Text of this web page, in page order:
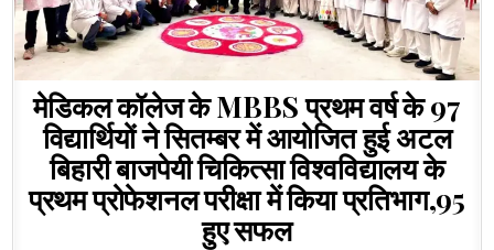
मेडिकल कॉलेज के MBBS प्रथम वर्ष के 97
विद्यार्थियों ने सितम्बर में आयोजित हुई अटल
बिहारी बाजपेयी चिकित्सा विश्वविद्यालय के
प्रथम प्रोफेशनल परीक्षा में किया प्रतिभाग,95
हुए सफल